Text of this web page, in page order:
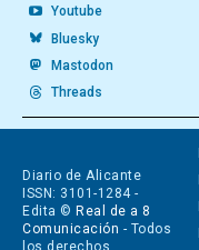
Youtube
Bluesky
Mastodon
Threads
Diario de Alicante
ISSN: 3101-1284 -
Edita © Real de a 8
Comunicación - Todos